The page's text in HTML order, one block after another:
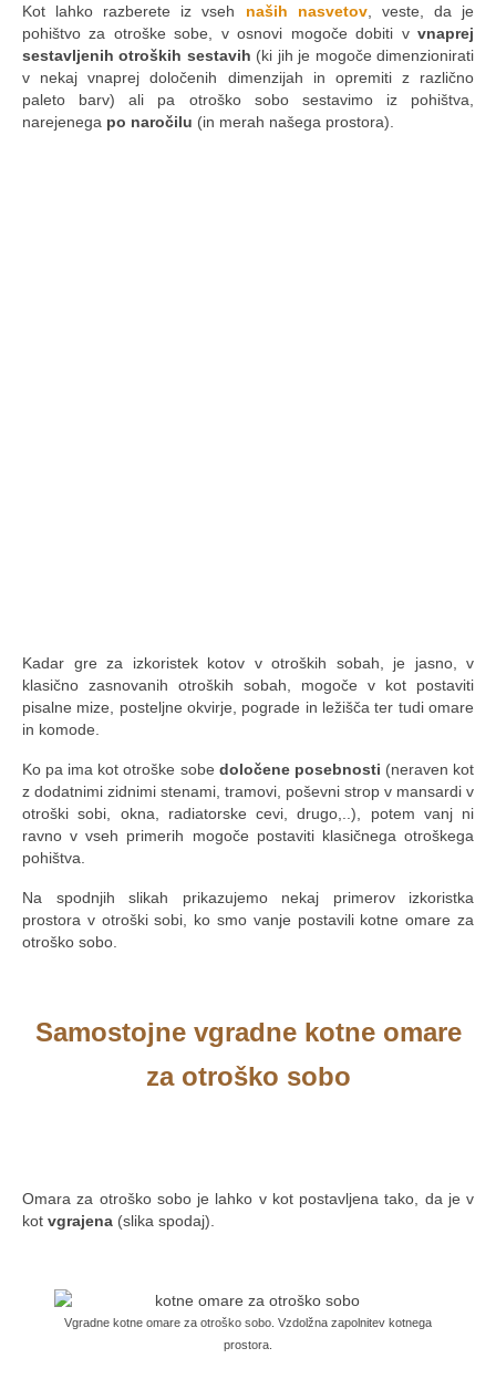
Kot lahko razberete iz vseh naših nasvetov, veste, da je
pohištvo za otroške sobe, v osnovi mogoče dobiti v vnaprej
sestavljenih otroških sestavih (ki jih je mogoče dimenzionirati
v nekaj vnaprej določenih dimenzijah in opremiti z različno
paleto barv) ali pa otroško sobo sestavimo iz pohištva,
narejenega po naročilu (in merah našega prostora).
Kadar gre za izkoristek kotov v otroških sobah, je jasno, v
klasično zasnovanih otroških sobah, mogoče v kot postaviti
pisalne mize, posteljne okvirje, pograde in ležišča ter tudi omare
in komode.
Ko pa ima kot otroške sobe določene posebnosti (neraven kot
z dodatnimi zidnimi stenami, tramovi, poševni strop v mansardi v
otroški sobi, okna, radiatorske cevi, drugo,..), potem vanj ni
ravno v vseh primerih mogoče postaviti klasičnega otroškega
pohištva.
Na spodnjih slikah prikazujemo nekaj primerov izkoristka
prostora v otroški sobi, ko smo vanje postavili kotne omare za
otroško sobo.
Samostojne vgradne kotne omare
za otroško sobo
Omara za otroško sobo je lahko v kot postavljena tako, da je v
kot vgrajena (slika spodaj).
Vgradne kotne omare za otroško sobo. Vzdolžna zapolnitev kotnega
prostora.